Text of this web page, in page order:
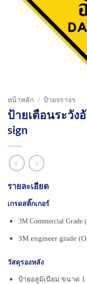
หน้าหลัก / ป้ายจราจร
ป้ายเตือนระวัง
sign
รายละเอียด
เกรดสติ๊กเกอร์
3M Commercial Grade
3M engineer grade
วัสดุรองหลัง
ป้ายอลูมิเนียม ขนาด